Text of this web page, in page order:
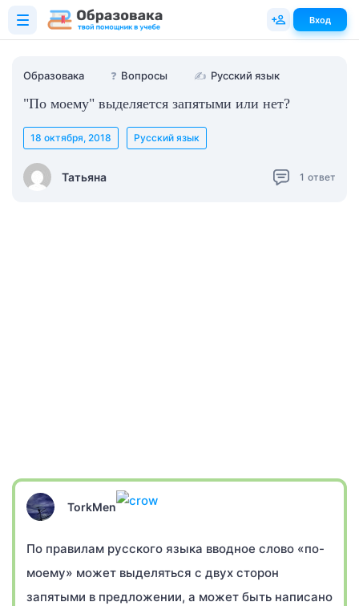
Образовака ❓ Вопросы ✍ Русский язык
"По моему" выделяется запятыми или нет?
Татьяна
18 октября, 2018 Русский язык
1 ответ
TorkMen
По правилам русского языка вводное слово «по-
моему» может выделяться с двух сторон
запятыми в предложении, а может быть написано
Вход